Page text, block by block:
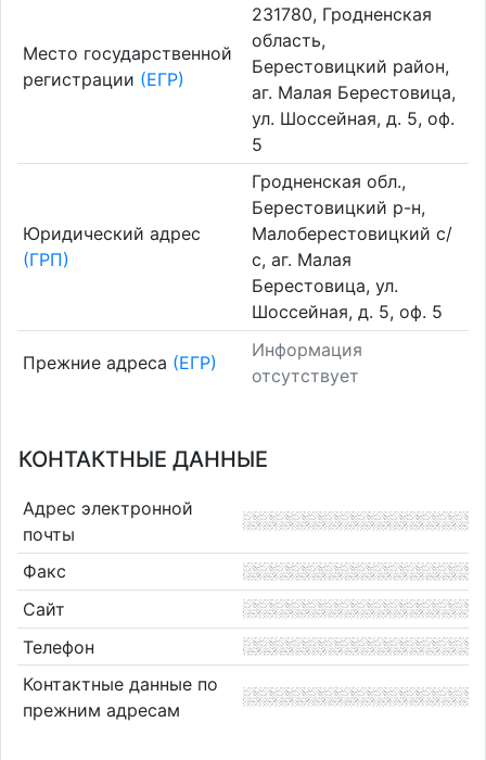
Место государственной
регистрации (ЕГР)
231780, Гродненская
область,
Берестовицкий район,
аг. Малая Берестовица,
ул. Шоссейная, д. 5, оф.
5
Юридический адрес
(ГРП)
Гродненская обл.,
Берестовицкий р-н,
Малоберестовицкий с/
с, аг. Малая
Берестовица, ул.
Шоссейная, д. 5, оф. 5
Прежние адреса (ЕГР)
Информация
отсутствует
КОНТАКТНЫЕ ДАННЫЕ
Адрес электронной
почты
Факс
Сайт
Телефон
Контактные данные по
прежним адресам